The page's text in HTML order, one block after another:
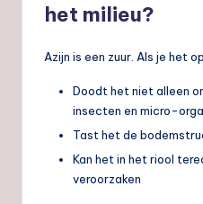
het milieu?
Azijn is een zuur. Als je het
Doodt het niet alleen
insecten en micro-
Tast het de
Kan het in het riool
veroorzaken